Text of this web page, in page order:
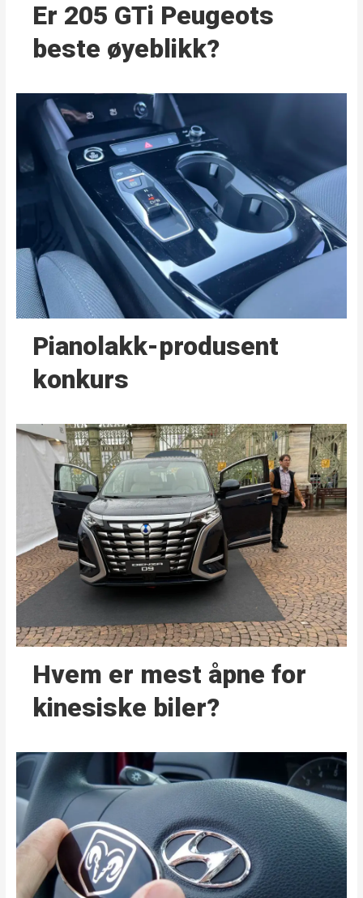
Er 205 GTi Peugeots
beste øyeblikk?
Pianolakk-produsent
konkurs
Hvem er mest åpne for
kinesiske biler?